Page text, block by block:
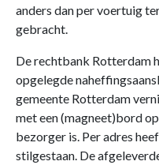
anders dan per voertuig
gebracht.
De rechtbank Rotterdam
opgelegde
gemeente Rotterdam
met een (magneet)bord
bezorger is. Per adres
stilgestaan. De